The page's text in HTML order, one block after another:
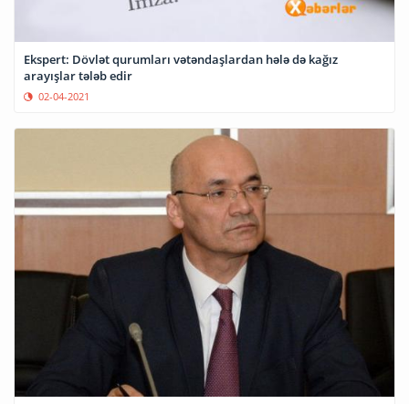
Ekspert: Dövlət qurumları vətəndaşlardan hələ də kağız
arayışlar tələb edir
02-04-2021